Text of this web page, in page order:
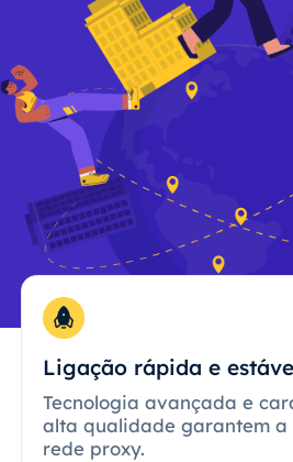
Ligação rápida e
Tecnologia avançada e
alta qualidade garantem a
rede proxy.